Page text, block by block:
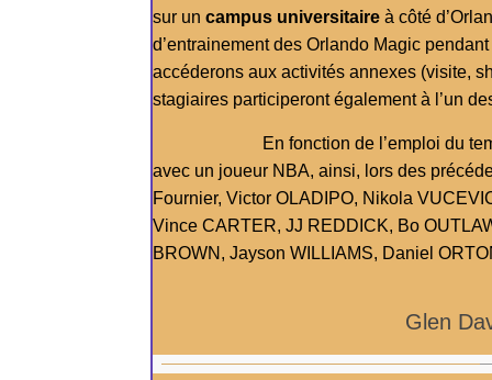
sur un campus universitaire à côté
d’entrainement des Orlando Magic
accéderons aux activités annexes (visite,
stagiaires participeront également à l’un
En fonction de l’emploi du temps
avec un joueur NBA, ainsi, lors des
Fournier, Victor OLADIPO, Nikola
Vince CARTER, JJ REDDICK, Bo
BROWN, Jayson WILLIAMS, Daniel
Glen